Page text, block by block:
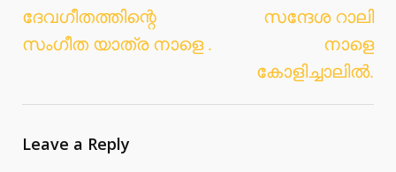
ദേവഗീതത്തിന്റെ
സംഗീത യാത്ര നാളെ .
സന്ദേശ റാലി
നാളെ
കോളിച്ചാലില്‍.
Leave a Reply